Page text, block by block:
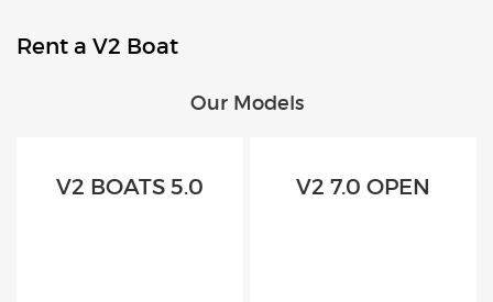
Rent a V2 Boat
Our Models
V2 BOATS 5.0 V2 7.0 OPEN